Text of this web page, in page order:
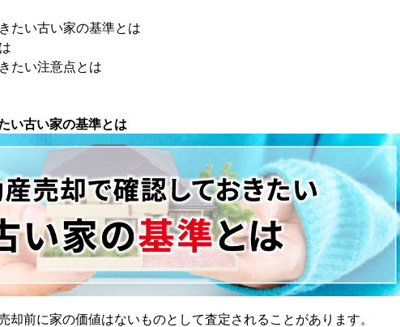
たい古い家の基準とは
たい注意点とは
い古い家の基準とは
却前に家の価値はないものとして査定されることがあります。